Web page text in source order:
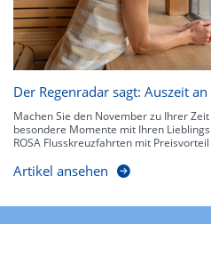
Der Regenradar sagt: Auszeit
Machen Sie den November zu Ihrer
besondere Momente mit Ihren
ROSA Flusskreuzfahrten mit
Artikel ansehen